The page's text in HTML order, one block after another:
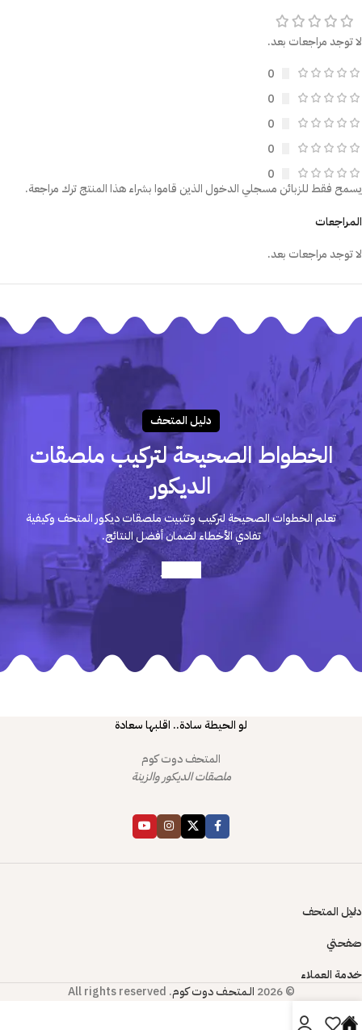
لا توجد مراجعات بعد.
0
0
0
0
0
المراجعات
لا توجد مراجعات بعد.
يسمح فقط للزبائن مسجلي الدخول الذين قاموا بشراء هذا المنتج ترك مراجعة.
دليـل المتحـف
الخطواط الصحيحة لتركيب ملصقات
الديكور
تعلم الخطوات الصحيحة لتركيب وتثبيت ملصقات ديكور المتحف وكيفية
تفادي الأخطاء لضمان أفضل النتائج.
لو الحيطة سادة.. اقلبها سعادة
المتحف دوت كوم
ملصقات الديكور والزينة
دليل المتحف
صفحتي
خدمة العملاء
© 2026
الـمتحـف دوت كوم. All rights reserved